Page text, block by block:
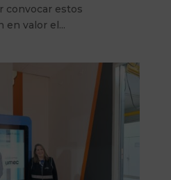
convocar estos
en valor el...